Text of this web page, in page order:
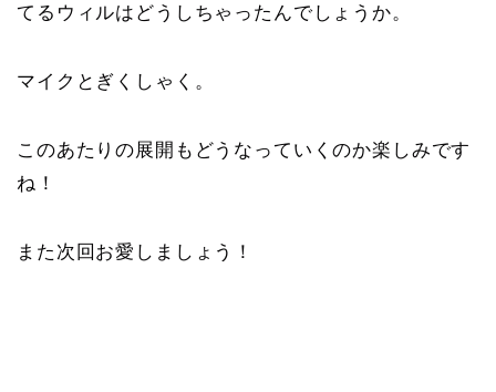
てるウィルはどうしちゃったんでしょうか。
マイクとぎくしゃく。
このあたりの展開もどうなっていくのか楽しみです
ね！
また次回お愛しましょう！